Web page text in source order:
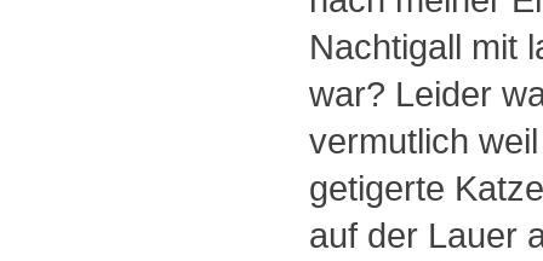
Nachtigall mit
war? Leider
vermutlich
getigerte
auf der Lauer